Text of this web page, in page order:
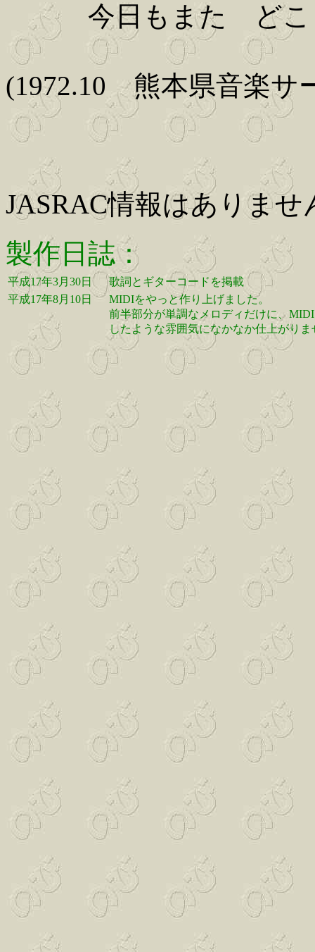
今日もまた どこ
(1972.10 熊本県音楽サ
JASRAC情報はありませ
製作日誌：
平成17年3月30日
歌詞とギターコードを掲載
平成17年8月10日
MIDIをやっと作り上げました。
前半部分が単調なメロディだけに、
したような雰囲気になかなか仕上がりま